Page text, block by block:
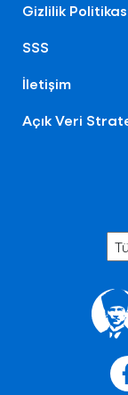
Gizlilik
SSS
İletişim
Açık Veri